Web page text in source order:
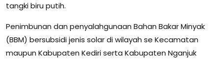
tangki biru putih.
Penimbunan dan penyalahgunaan Bahan Bakar Minyak
(BBM) bersubsidi jenis solar di wilayah se Kecamatan
maupun Kabupaten Kediri serta Kabupaten Nganjuk